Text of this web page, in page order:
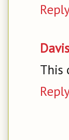
Davis
This